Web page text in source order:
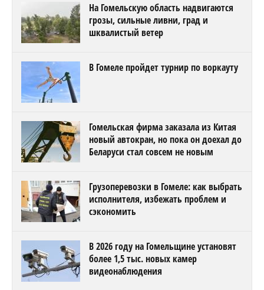
На Гомельскую область надвигаются
грозы, сильные ливни, град и
шквалистый ветер
В Гомеле пройдет турнир по воркауту
Гомельская фирма заказала из Китая
новый автокран, но пока он доехал до
Беларуси стал совсем не новым
Грузоперевозки в Гомеле: как выбрать
исполнителя, избежать проблем и
сэкономить
В 2026 году на Гомельщине установят
более 1,5 тыс. новых камер
видеонаблюдения